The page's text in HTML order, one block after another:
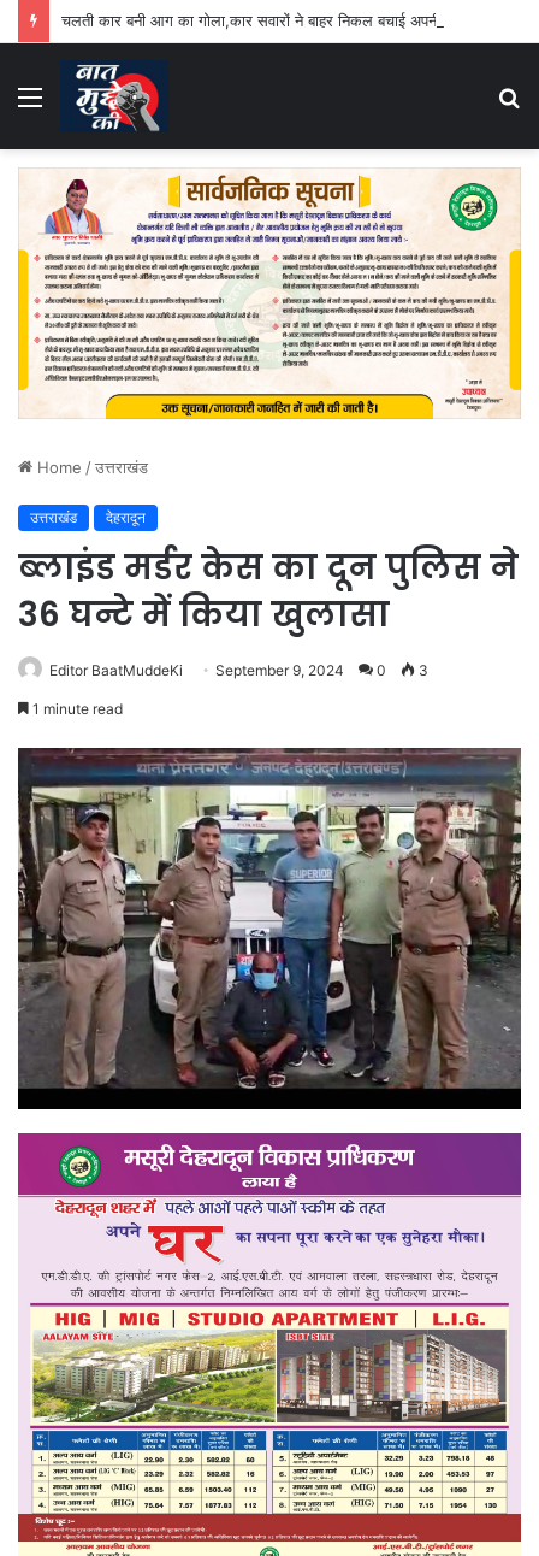
चलती कार बनी आग का गोला,कार सवारों ने बाहर निकल बचाई अपनी जान
Menu
Home /उत्तराखंड
उत्तराखंड देहरादून
ब्लाइंड मर्डर केस का दून पुलिस ने
36 घन्टे में किया खुलासा
Editor BaatMuddeKi September 9, 2024 0 3
1 minute read